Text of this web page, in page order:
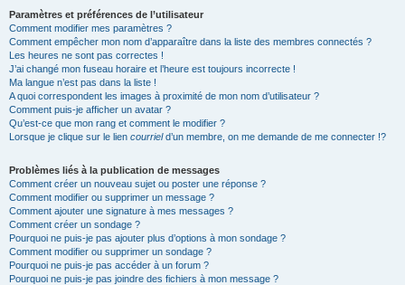
Paramètres et préférences de l’utilisateur
Comment modifier mes paramètres ?
Comment empêcher mon nom d’apparaître dans la liste des membres connectés ?
Les heures ne sont pas correctes !
J’ai changé mon fuseau horaire et l’heure est toujours incorrecte !
Ma langue n’est pas dans la liste !
A quoi correspondent les images à proximité de mon nom d’utilisateur ?
Comment puis-je afficher un avatar ?
Qu’est-ce que mon rang et comment le modifier ?
Lorsque je clique sur le lien courrield’un membre, on me demande de me connecter !?
Problèmes liés à la publication de messages
Comment créer un nouveau sujet ou poster une réponse ?
Comment modifier ou supprimer un message ?
Comment ajouter une signature à mes messages ?
Comment créer un sondage ?
Pourquoi ne puis-je pas ajouter plus d’options à mon sondage ?
Comment modifier ou supprimer un sondage ?
Pourquoi ne puis-je pas accéder à un forum ?
Pourquoi ne puis-je pas joindre des fichiers à mon message ?